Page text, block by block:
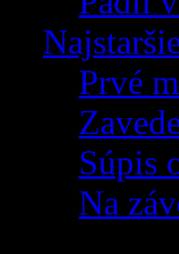
Prvé
Súpis
Na